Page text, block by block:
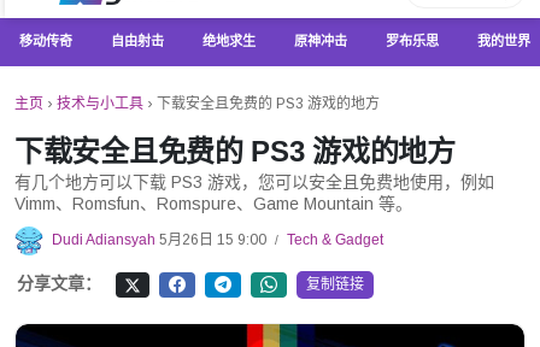
移动传奇 自由射击 绝地求生 原神冲击 罗布乐思 我的世界
主页 › 技术与小工具 › 下载安全且免费的 PS3 游戏的地方
下载安全且免费的 PS3 游戏的地方
有几个地方可以下载 PS3 游戏，您可以安全且免费地使用，例如
Vimm、Romsfun、Romspure、Game Mountain 等。
Dudi Adiansyah 5月26日 15 9:00 / Tech & Gadget
分享文章： 复制链接